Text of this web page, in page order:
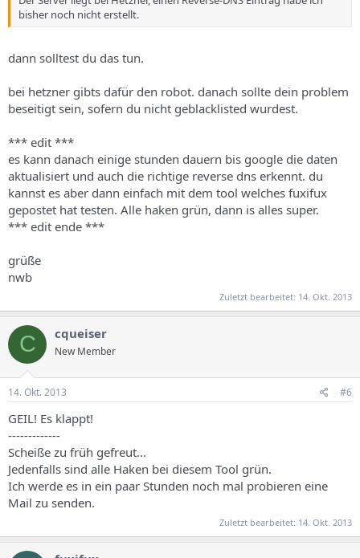
bisher noch nicht erstellt.
dann solltest du das tun.
bei hetzner gibts dafür den robot. danach sollte dein problem
beseitigt sein, sofern du nicht geblacklisted wurdest.
*** edit ***
es kann danach einige stunden dauern bis google die daten
aktualisiert und auch die richtige reverse dns erkennt. du
kannst es aber dann einfach mit dem tool welches fuxifux
gepostet hat testen. Alle haken grün, dann is alles super.
*** edit ende ***
grüße
nwb
Zuletzt bearbeitet: 14. Okt. 2013
C cqueiser
New Member
14. Okt. 2013 #6
GEIL! Es klappt!
-------------
Scheiße zu früh gefreut...
Jedenfalls sind alle Haken bei diesem Tool grün.
Ich werde es in ein paar Stunden noch mal probieren eine
Mail zu senden.
Zuletzt bearbeitet: 14. Okt. 2013